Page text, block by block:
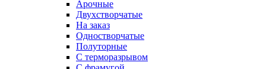
Арочные
Двухстворчатые
На заказ
Одностворчатые
Полуторные
С терморазрывом